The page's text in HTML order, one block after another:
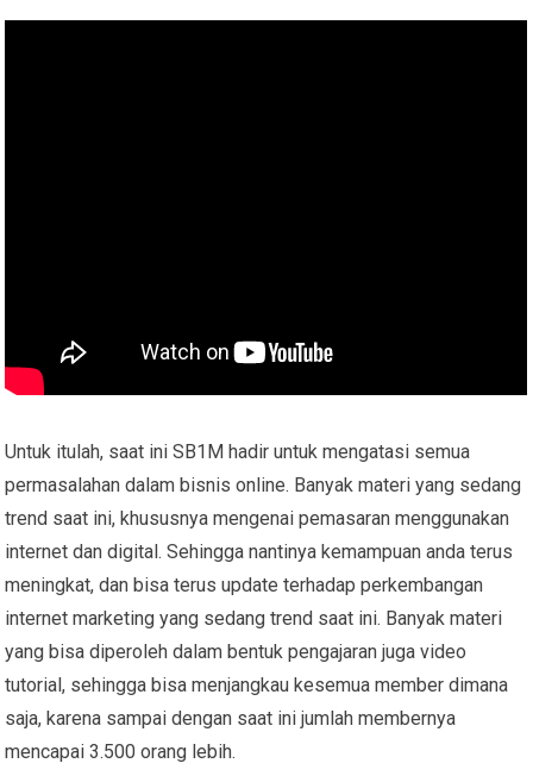
Untuk itulah, saat ini SB1M hadir untuk mengatasi semua
permasalahan dalam bisnis online. Banyak materi yang sedang
trend saat ini, khususnya mengenai pemasaran menggunakan
internet dan digital. Sehingga nantinya kemampuan anda terus
meningkat, dan bisa terus update terhadap perkembangan
internet marketing yang sedang trend saat ini. Banyak materi
yang bisa diperoleh dalam bentuk pengajaran juga video
tutorial, sehingga bisa menjangkau kesemua member dimana
saja, karena sampai dengan saat ini jumlah membernya
mencapai 3.500 orang lebih.